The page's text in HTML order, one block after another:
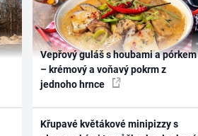
Vepřový guláš s houbami a pórkem
– krémový a voňavý pokrm z
jednoho hrnce
Křupavé květákové minipizzy s